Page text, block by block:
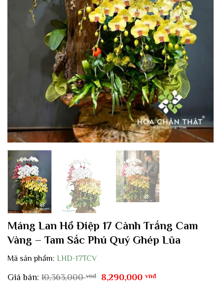
Máng Lan Hồ Điệp 17 Cành Trắng Cam
Vàng – Tam Sắc Phú Quý Ghép Lũa
Mã sản phẩm: LHD-17TCV
Giá bán: 10,363,000vnđ
Giá
8,290,000vnđGiá